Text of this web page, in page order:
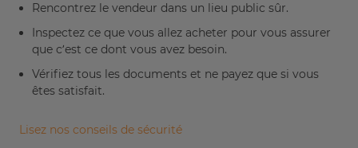
Rencontrez le vendeur dans un lieu public sûr.
Inspectez ce que vous allez acheter pour vous assurer
que c’est ce dont vous avez besoin.
Vérifiez tous les documents et ne payez que si vous
êtes satisfait.
Lisez nos conseils de sécurité